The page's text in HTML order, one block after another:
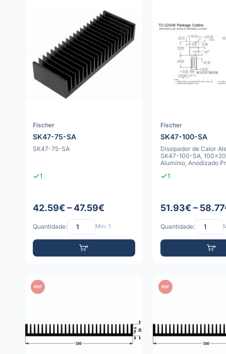
Fischer
SK47-75-SA
SK47-75-SA
1
42.59€ – 47.59€
Quantidade: Mín: 1
Fischer
SK47-100-SA
Dissipador de Calor
SK47-100-SA,
Alumínio, Anodizado
1
51.93€ –
Quantidade:
PDF PDF